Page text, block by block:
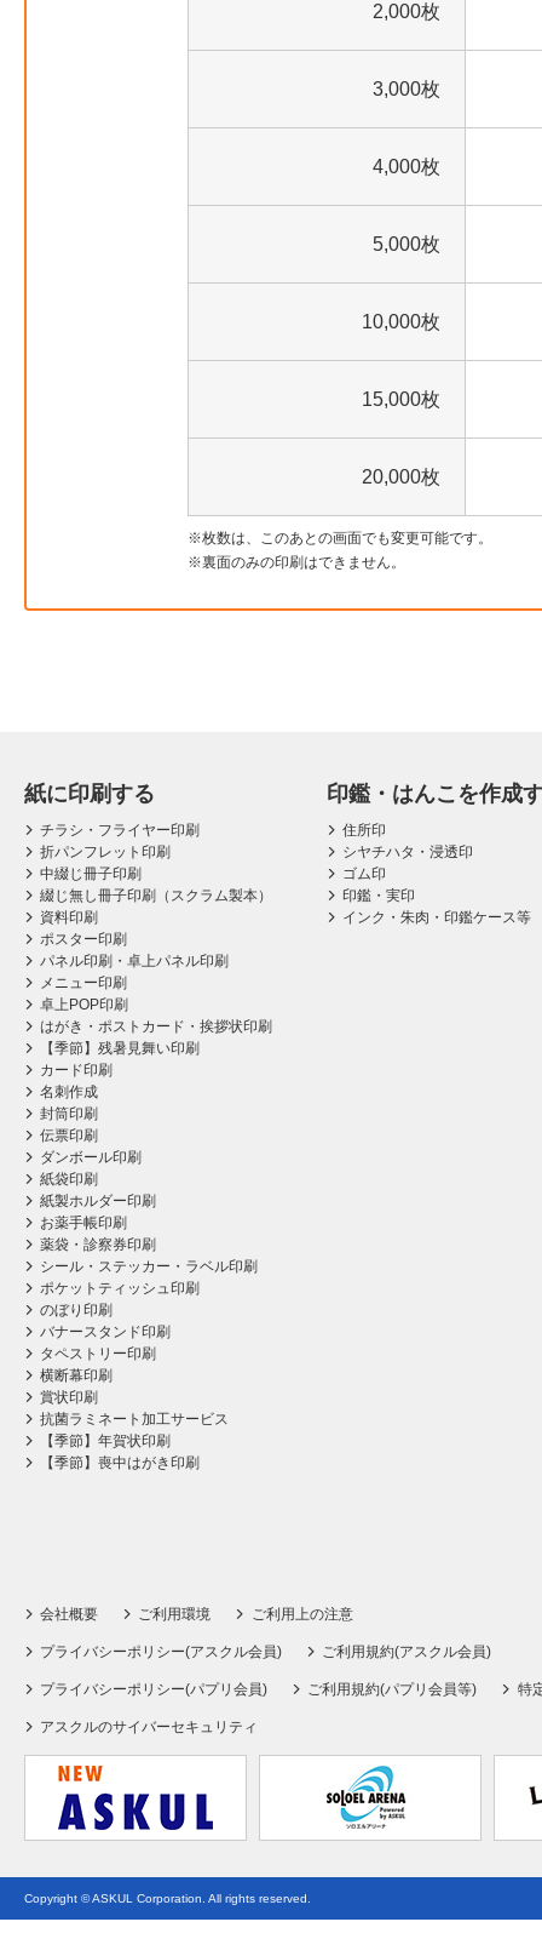
2,000枚
3,000枚
4,000枚
5,000枚
10,000枚
15,000枚
20,000枚
枚数は、このあとの画面でも変更可能です。
裏面のみの印刷はできません。
紙に印刷する
チラシ・フライヤー印刷
折パンフレット印刷
中綴じ冊子印刷
綴じ無し冊子印刷（スクラム製本）
資料印刷
ポスター印刷
パネル印刷・卓上パネル印刷
メニュー印刷
卓上POP印刷
はがき・ポストカード・挨拶状印刷
【季節】残暑見舞い印刷
カード印刷
名刺作成
封筒印刷
伝票印刷
ダンボール印刷
紙袋印刷
紙製ホルダー印刷
お薬手帳印刷
薬袋・診察券印刷
シール・ステッカー・ラベル印刷
ポケットティッシュ印刷
のぼり印刷
バナースタンド印刷
タペストリー印刷
横断幕印刷
賞状印刷
抗菌ラミネート加工サービス
【季節】年賀状印刷
【季節】喪中はがき印刷
印鑑・はんこを作成
住所印
シヤチハタ・浸透印
ゴム印
印鑑・実印
インク・朱肉・印鑑ケース等
会社概要 ご利用環境 ご利用上の注意
プライバシーポリシー(アスクル会員) ご利用規約(アスクル会員)
プライバシーポリシー(パプリ会員) ご利用規約(パプリ会員等) 特
アスクルのサイバーセキュリティ
Copyright © ASKUL Corporation. All rights reserved.